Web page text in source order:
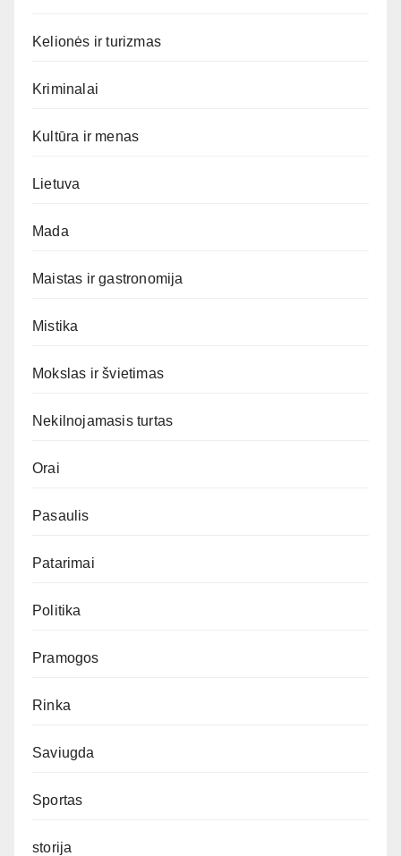
Kelionės ir turizmas
Kriminalai
Kultūra ir menas
Lietuva
Mada
Maistas ir gastronomija
Mistika
Mokslas ir švietimas
Nekilnojamasis turtas
Orai
Pasaulis
Patarimai
Politika
Pramogos
Rinka
Saviugda
Sportas
storija